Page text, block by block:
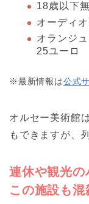
18歳以下
オーディ
オランジ
25ユーロ
※最新情報は公式
オルセー美術館
もできますが、
連休や観光
この施設も混